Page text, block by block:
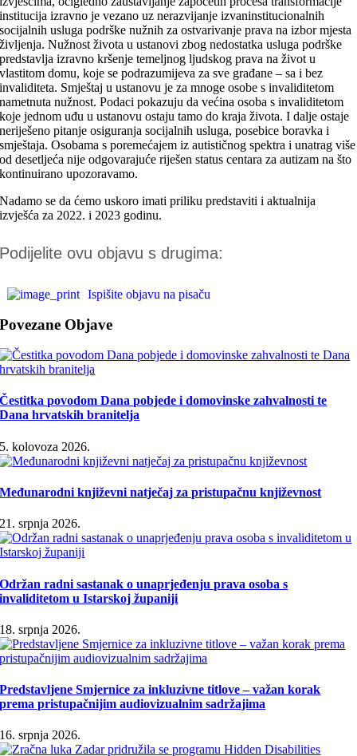
institucija izravno je vezano uz nerazvijanje izvaninstitucionalnih
socijalnih usluga podrške nužnih za ostvarivanje prava na izbor mjesta
življenja. Nužnost života u ustanovi zbog nedostatka usluga podrške
predstavlja izravno kršenje temeljnog ljudskog prava na život u
vlastitom domu, koje se podrazumijeva za sve građane – sa i bez
invaliditeta. Smještaj u ustanovu je za mnoge osobe s invaliditetom
nametnuta nužnost. Podaci pokazuju da većina osoba s invaliditetom
koje jednom uđu u ustanovu ostaju tamo do kraja života. I dalje ostaje
neriješeno pitanje osiguranja socijalnih usluga, posebice boravka i
smještaja. Osobama s poremećajem iz autističnog spektra i unatrag više
od desetljeća nije odgovarajuće riješen status centara za autizam na što
kontinuirano upozoravamo.
Nadamo se da ćemo uskoro imati priliku predstaviti i aktualnija
izvješća za 2022. i 2023 godinu.
Podijelite ovu objavu s drugima:
Ispišite objavu na pisaču
Povezane Objave
Čestitka povodom Dana pobjede i domovinske zahvalnosti te
Dana hrvatskih branitelja
5. kolovoza 2026.
Međunarodni književni natječaj za pristupačnu književnost
21. srpnja 2026.
Održan radni sastanak o unaprjeđenju prava osoba s
invaliditetom u Istarskoj županiji
18. srpnja 2026.
Predstavljene Smjernice za inkluzivne titlove – važan korak
prema pristupačnijim audiovizualnim sadržajima
16. srpnja 2026.